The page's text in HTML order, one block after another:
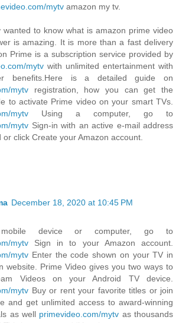
mytv amazon my tv.
wanted to know what is amazon prime video
is amazing. It is more than a fast delivery
Prime is a subscription service provided by
mytv with unlimited entertainment with
benefits.Here is a detailed guide on
mytv registration, how you can get the
to activate Prime video on your smart TVs.
mytv Using a computer, go to
mytv Sign-in with an active e-mail address
click Create your Amazon account.
December 18, 2020 at 10:45 PM
device or computer, go to
mytv Sign in to your Amazon account.
mytv Enter the code shown on your TV in
website. Prime Video gives you two ways to
Videos on your Android TV device.
mytv Buy or rent your favorite titles or join
and get unlimited access to award-winning
as well primevideo.com/mytv as thousands